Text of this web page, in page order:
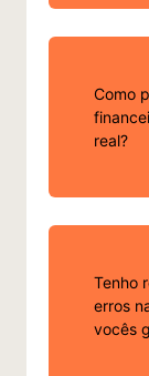
Como
real?
Tenho
erros
vocês